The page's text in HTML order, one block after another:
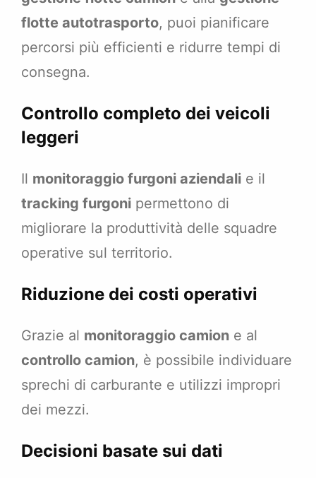
flotte autotrasporto, puoi pianificare
percorsi più efficienti e ridurre tempi di
consegna.
Controllo completo dei veicoli
leggeri
Il monitoraggio furgoni aziendali e il
tracking furgoni permettono di
migliorare la produttività delle squadre
operative sul territorio.
Riduzione dei costi operativi
Grazie al monitoraggio camion e al
controllo camion, è possibile individuare
sprechi di carburante e utilizzi impropri
dei mezzi.
Decisioni basate sui dati